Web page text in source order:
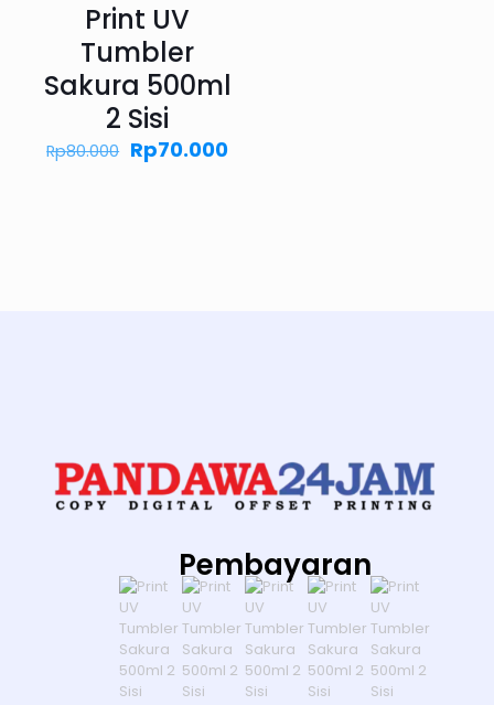
Print UV
Tumbler
Sakura 500ml
2 Sisi
Rp80.000 Harga
aslinya
Rp70.000Harga
Pembayaran